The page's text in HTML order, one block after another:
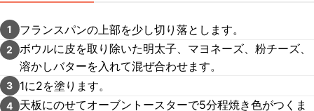
1 フランスパンの上部を少し切り落とします。
2
ボウルに皮を取り除いた明太子、マヨネーズ、粉チーズ、
溶かしバターを入れて混ぜ合わせます。
3 1に2を塗ります。
4
天板にのせてオーブントースターで5分程焼き色がつくま